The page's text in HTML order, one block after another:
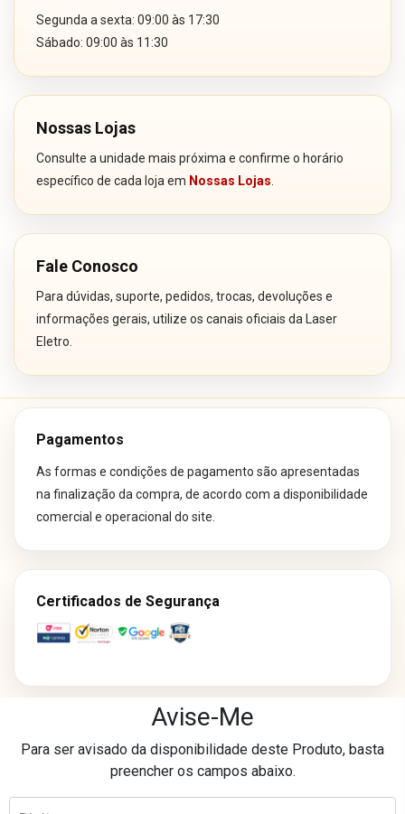
Avise-Me
Para ser avisado da disponibilidade deste Produto, basta
preencher os campos abaixo.
Segunda a sexta: 09:00 às 17:30
Sábado: 09:00 às 11:30
Nossas Lojas
Consulte a unidade mais próxima e confirme o horário
específico de cada loja em Nossas Lojas
Fale Conosco
Para dúvidas, suporte, pedidos, trocas, devoluções e
informações gerais, utilize os canais oficiais da Laser
Eletro.
Pagamentos
As formas e condições de pagamento são apresentadas
na finalização da compra, de acordo com a disponibilidade
comercial e operacional do site.
Certificados de Segurança
exclusivos para compras realizadas neste canal online.